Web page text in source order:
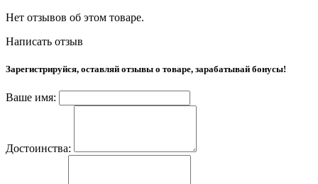
Нет отзывов об этом товаре.
Написать отзыв
Зарегистрируйся, оставляй отзывы о товаре, зарабатывай бонусы!
Ваше имя:
Достоинства: